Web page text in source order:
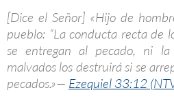
[Dice el Señor] «Hijo de
pueblo: “La conducta recta de
se entregan al pecado, ni
malvados los destruirá si se
pecados.»— Ezequiel 33:12